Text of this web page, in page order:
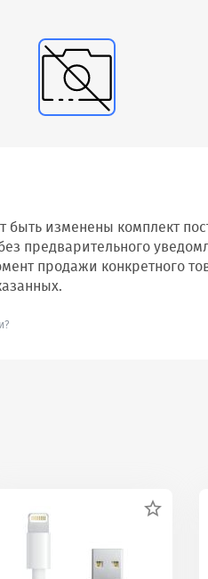
быть изменены комплект
предварительного
продажи конкретного
